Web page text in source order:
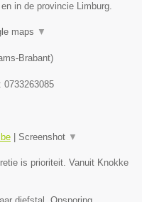
in de provincie Limburg.
maps ▼
Brabant)
0733263085
Screenshot ▼
is prioriteit. Vanuit Knokke